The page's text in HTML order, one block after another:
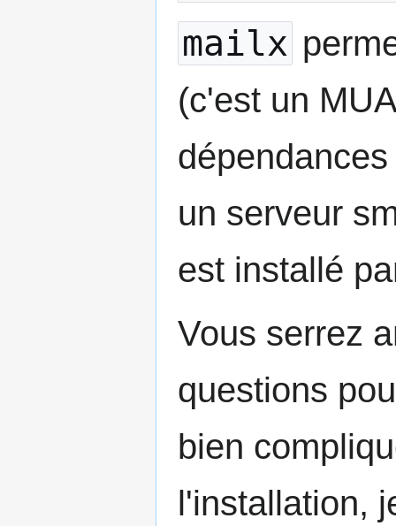
mailx
(c'est un
un serveur
est installé
Vous serrez
questions
bien
l'installation,